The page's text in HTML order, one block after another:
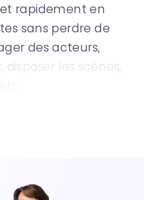
rapidement en
sans perdre de
des acteurs,
disposer les scènes,